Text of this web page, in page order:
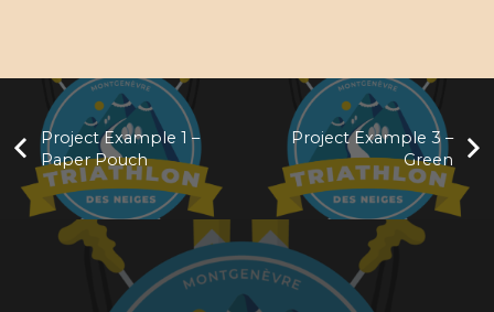
Project Example 1 –
Paper Pouch
Project Example 3 –
Green